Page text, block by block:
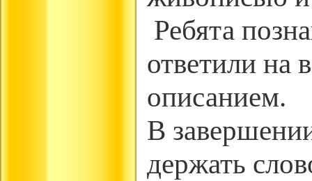
Ребята
ответили на
описанием.
В
держать